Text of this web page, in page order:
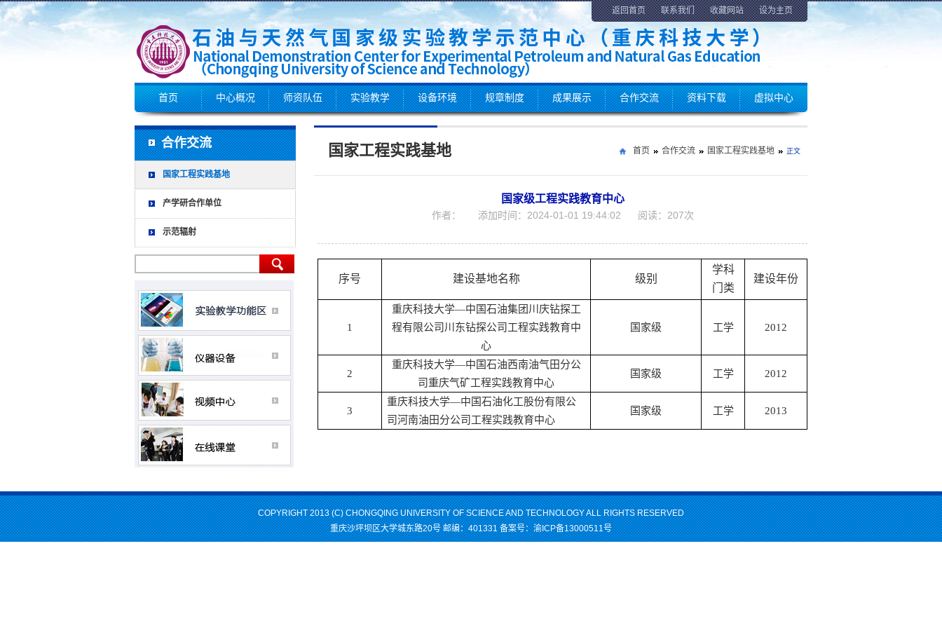
返回首页 联系我们 收藏网站 设为主页
首页 中心概况 师资队伍 实验教学 设备环境 规章制度 成果展示 合作交流 资料下载 虚拟中心
合作交流
国家工程实践基地
产学研合作单位
示范辐射
国家工程实践基地 首页 合作交流 国家工程实践基地 正文
国家级工程实践教育中心
作者： 添加时间：2024-01-01 19:44:02 阅读： 207次
序号 建设基地名称 级别
学科
门类
建设年份
1
重庆科技大学—中国石油集团川庆钻探工
程有限公司川东钻探公司工程实践教育中
心
国家级 工学 2012
2
重庆科技大学—中国石油西南油气田分公
司重庆气矿工程实践教育中心
国家级 工学 2012
3
重庆科技大学—中国石油化工股份有限公
司河南油田分公司工程实践教育中心
国家级 工学 2013
COPYRIGHT 2013 (C) CHONGQING UNIVERSITY OF SCIENCE AND TECHNOLOGY ALL RIGHTS RESERVED
重庆沙坪坝区大学城东路20号 邮编：401331 备案号：渝ICP备13000511号